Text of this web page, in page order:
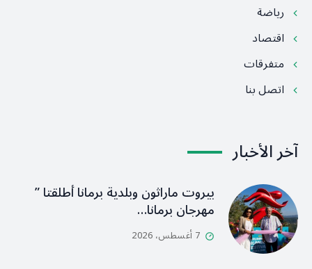
رياضة
اقتصاد
متفرقات
اتصل بنا
آخر الأخبار
بيروت ماراثون وبلدية برمانا أطلقتا ”
مهرجان برمانا…
7 أغسطس، 2026